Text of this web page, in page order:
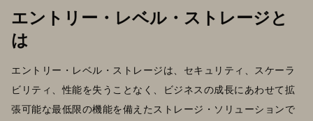
エントリー・レベル・ストレージと
は
エントリー・レベル・ストレージは、セキュリティ、スケーラ
ビリティ、性能を失うことなく、ビジネスの成長にあわせて拡
張可能な最低限の機能を備えたストレージ・ソリューションで